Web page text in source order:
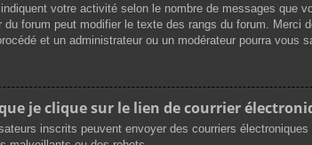
votre activité selon le nombre de messages
forum peut modifier le texte des rangs du forum.
et un administrateur ou un modérateur pourra vous
je clique sur le lien de courrier
inscrits peuvent envoyer des courriers